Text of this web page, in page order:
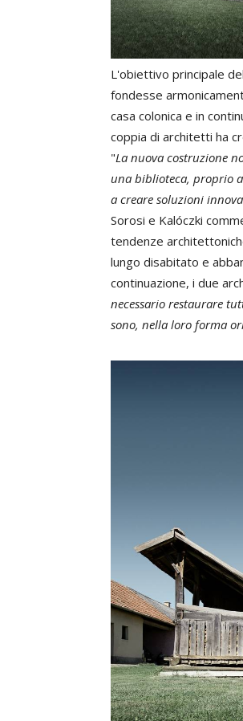
L'obiettivo principale
fondesse
casa colonica e in
coppia di architetti ha
"La nuova costruzione
una biblioteca, proprio
a creare soluzioni
Sorosi e Kalóczki
tendenze
lungo disabitato e
continuazione, i due
necessario restaurare
sono, nella loro forma